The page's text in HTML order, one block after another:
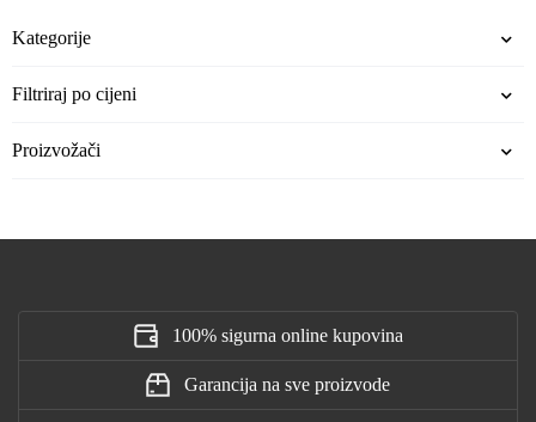
Kategorije
Filtriraj po cijeni
Proizvožači
100% sigurna online kupovina
Garancija na sve proizvode